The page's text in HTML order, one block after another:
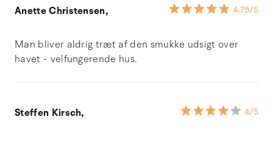
Anette Christensen, 4.75/5
Man bliver aldrig træt af den smukke udsigt over
havet - velfungerende hus.
Steffen Kirsch, 4/5